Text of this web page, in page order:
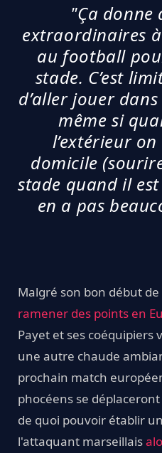
"Ça donne
extraordinaires
au football
stade. C’est
d’aller jouer
même si
l’extérieur
domicile
stade quand il
en a pas
Malgré son bon début de
ramener des points en
Payet et ses
une autre chaude
prochain match
phocéens se
de quoi pouvoir établir
l'attaquant marseillais